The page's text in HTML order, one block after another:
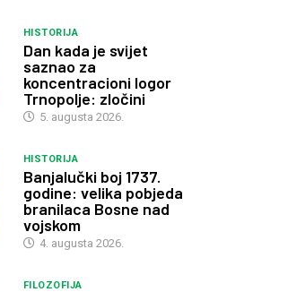
HISTORIJA
Dan kada je svijet
saznao za
koncentracioni logor
Trnopolje: zločini
5. augusta 2026.
HISTORIJA
Banjalučki boj 1737.
godine: velika pobjeda
branilaca Bosne nad
vojskom
4. augusta 2026.
FILOZOFIJA